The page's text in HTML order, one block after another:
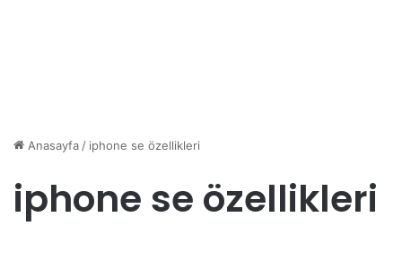
Anasayfa/ iphone se özellikleri
iphone se özellikleri